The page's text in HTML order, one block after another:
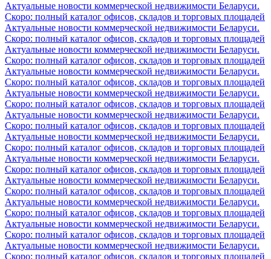
Актуальные новости коммерческой недвижимости Беларуси.
Скоро: полный каталог офисов, складов и торговых площадей
Актуальные новости коммерческой недвижимости Беларуси.
Скоро: полный каталог офисов, складов и торговых площадей
Актуальные новости коммерческой недвижимости Беларуси.
Скоро: полный каталог офисов, складов и торговых площадей
Актуальные новости коммерческой недвижимости Беларуси.
Скоро: полный каталог офисов, складов и торговых площадей
Актуальные новости коммерческой недвижимости Беларуси.
Скоро: полный каталог офисов, складов и торговых площадей
Актуальные новости коммерческой недвижимости Беларуси.
Скоро: полный каталог офисов, складов и торговых площадей
Актуальные новости коммерческой недвижимости Беларуси.
Скоро: полный каталог офисов, складов и торговых площадей
Актуальные новости коммерческой недвижимости Беларуси.
Скоро: полный каталог офисов, складов и торговых площадей
Актуальные новости коммерческой недвижимости Беларуси.
Скоро: полный каталог офисов, складов и торговых площадей
Актуальные новости коммерческой недвижимости Беларуси.
Скоро: полный каталог офисов, складов и торговых площадей
Актуальные новости коммерческой недвижимости Беларуси.
Скоро: полный каталог офисов, складов и торговых площадей
Актуальные новости коммерческой недвижимости Беларуси.
Скоро: полный каталог офисов, складов и торговых площадей